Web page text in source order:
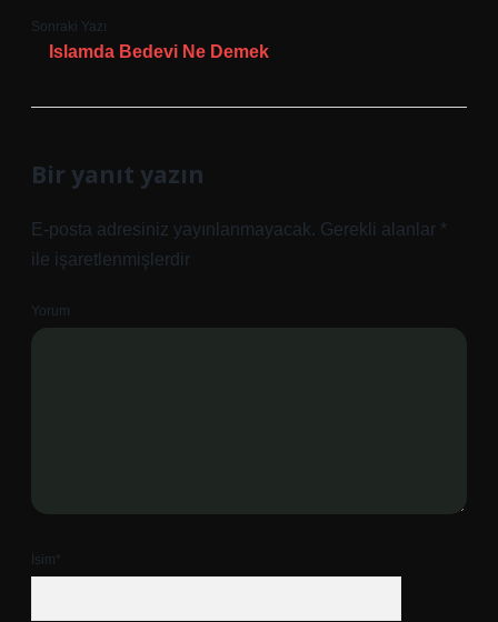
Sonraki Yazı
Islamda Bedevi Ne Demek
Bir yanıt yazın
E-posta adresiniz yayınlanmayacak. Gerekli alanlar *
ile işaretlenmişlerdir
Yorum
İsim*